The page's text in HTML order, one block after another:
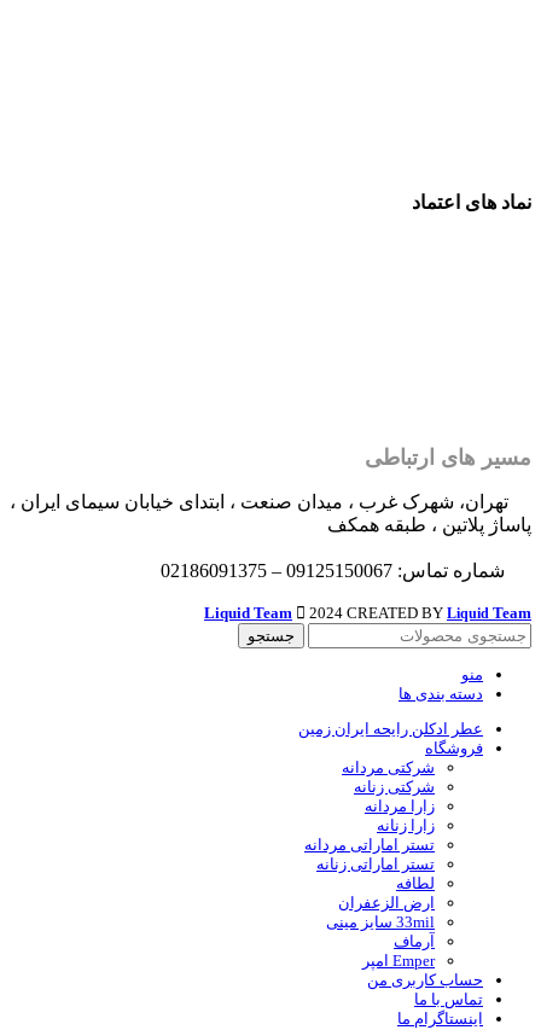
نماد های اعتماد
مسیر های ارتباطی
تهران، شهرک غرب ، میدان صنعت ، ابتدای خیابان سیمای ایران ،
پاساژ پلاتین ، طبقه همکف
شماره تماس: 09125150067 – 02186091375
Liquid Team 2024 CREATED BY Liquid Team
جستجو
منو
دسته بندی ها
عطر ادکلن رایحه ایران زمین
فروشگاه
شرکتی مردانه
شرکتی زنانه
زارا مردانه
زارا زنانه
تستر اماراتی مردانه
تستر اماراتی زنانه
لطافه
ارض الزعفران
33mil سایز مینی
آرماف
Emper امپر
حساب کاربری من
تماس با ما
اینستاگرام ما